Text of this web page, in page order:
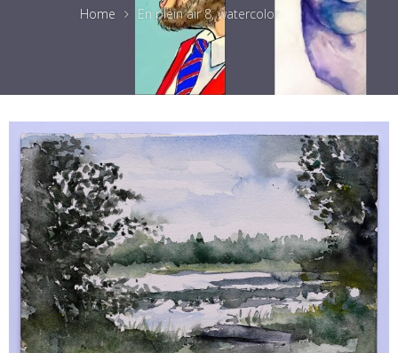
Home En plein air 8, watercolor